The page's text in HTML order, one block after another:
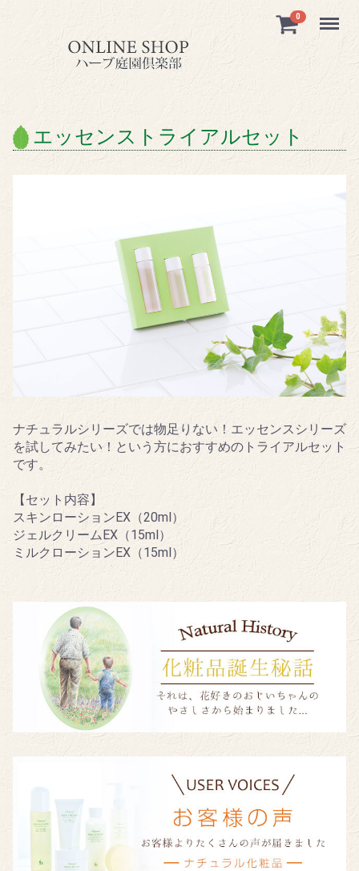
0 Menu
エッセンストライアルセット
ナチュラルシリーズでは物足りない！エッセンスシリーズ
を試してみたい！という方におすすめのトライアルセット
です。
【セット内容】
スキンローションEX（20ml）
ジェルクリームEX（15ml）
ミルクローションEX（15ml）